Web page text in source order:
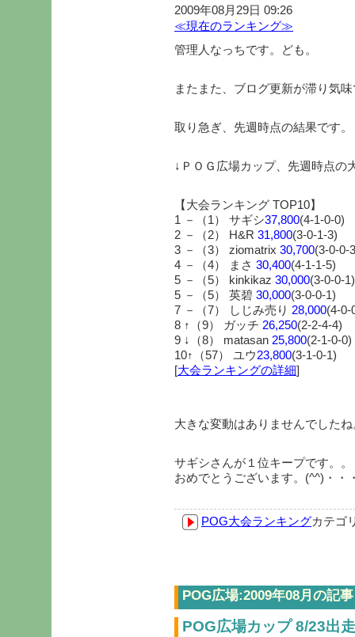
2009年08月29日 09:26
≪現在のランキング≫
管理人なっちです。ども。
またまた、ブログ更新が滞り気
取り急ぎ、先週時点の結果です。
↓ＰＯＧ広場カップ、先週時点の
【大会ランキング TOP10】
1 －（1） サギシ37,800(4-1-0-0)
2 －（2） H&R 31,800(3-0-1-3)
3 －（3） ziomatrix 30,700(3-0-0-
4 －（4） まさ 30,400(4-1-1-5)
5 －（5） kinkikaz 30,000(3-0-0-1)
5 －（5） 英碧 30,000(3-0-0-1)
7 －（7） しじみ売り 28,000(4-0-
8 ↑（9） ガッチ 26,250(2-2-4-4)
9 ↓（8） matasan 25,800(2-1-0-0)
10↑（57） ユウ23,800(3-1-0-1)
[大会ランキングの詳細]
大きな変動はありませんでしたね
サギシさんが１位キープです。。
おめでとうございます。(^^)・・
POG大会ランキングカテ
POG広場:2009年08月の記事
POG広場カップ 8/23出